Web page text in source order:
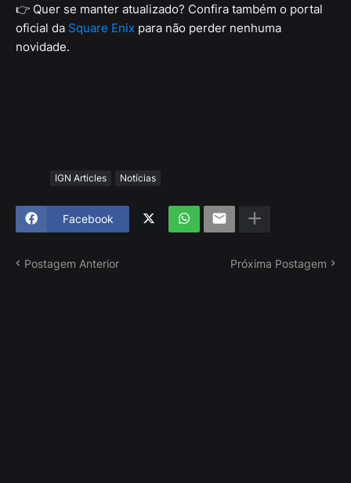
👉 Quer se manter atualizado? Confira também o portal
oficial da Square Enix para não perder nenhuma
novidade.
IGN Articles Notícias
Facebook
Postagem Anterior Próxima Postagem